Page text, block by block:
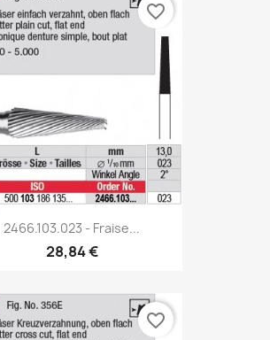
2466.103.023 - Fraise...
28,84 €
favorite_border
favorite_border